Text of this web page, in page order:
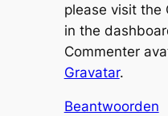
please visit the
in the
Commenter
Gravatar.
Beantwoorden